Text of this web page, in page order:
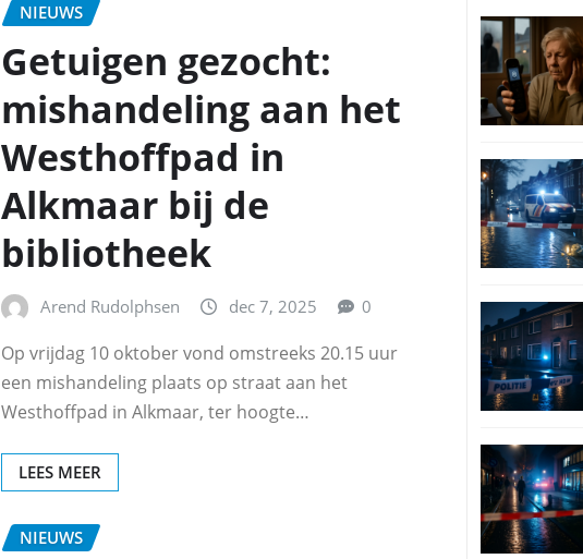
NIEUWS
Getuigen gezocht:
mishandeling aan het
Westhoffpad in
Alkmaar bij de
bibliotheek
Arend Rudolphsen dec 7, 2025 0
Op vrijdag 10 oktober vond omstreeks 20.15 uur
een mishandeling plaats op straat aan het
Westhoffpad in Alkmaar, ter hoogte…
LEES MEER
NIEUWS